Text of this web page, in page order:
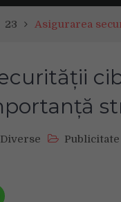
23 Asigurarea
Publicitate